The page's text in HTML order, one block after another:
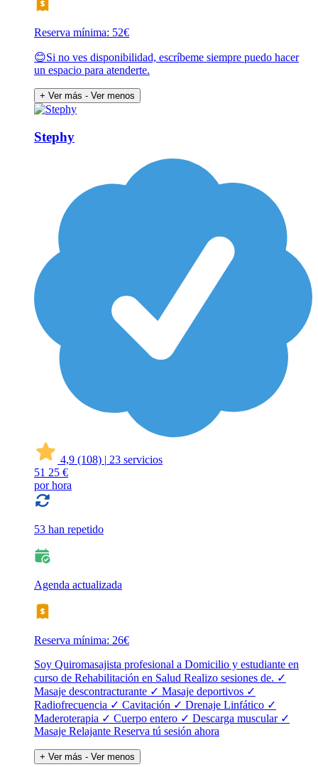
Reserva mínima: 52€
😊Si no ves disponibilidad, escríbeme siempre puedo hacer
un espacio para atenderte.
+ Ver más - Ver menos
Stephy
4,9 (108) | 23 servicios
51 25 €
por hora
53 han repetido
Agenda actualizada
Reserva mínima: 26€
Soy Quiromasajista profesional a Domicilio y estudiante en
curso de Rehabilitación en Salud Realizo sesiones de. ✓
Masaje descontracturante ✓ Masaje deportivos ✓
Radiofrecuencia ✓ Cavitación ✓ Drenaje Linfático ✓
Maderoterapia ✓ Cuerpo entero ✓ Descarga muscular ✓
Masaje Relajante Reserva tú sesión ahora
+ Ver más - Ver menos